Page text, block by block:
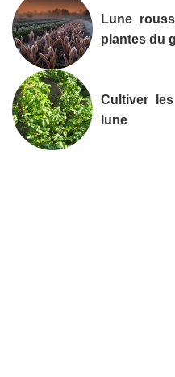
Lune
plantes du
Cultiver
lune